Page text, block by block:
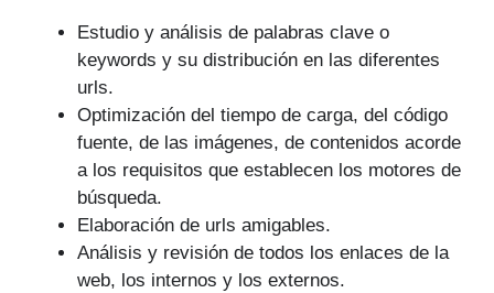
Estudio y análisis de palabras clave o
keywords y su distribución en las diferentes
urls.
Optimización del tiempo de carga, del código
fuente, de las imágenes, de contenidos acorde
a los requisitos que establecen los motores de
búsqueda.
Elaboración de urls amigables.
Análisis y revisión de todos los enlaces de la
web, los internos y los externos.